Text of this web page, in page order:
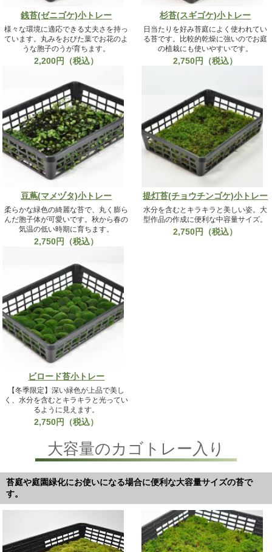
銭苔(ゼニゴケ)小トレー
様々な環境に適応できる丈夫さを持っ
ています。丸みをおびた葉でお花のよ
うな胞子のうが育ちます。
2,200円（税込）
杉苔(スギゴケ)小トレー
日当たりを好み苔庭によく使われてい
る苔です。比較的乾燥に強いのでお庭
の植栽にも使いやすいです。
2,750円（税込）
豆蔦(マメヅタ)小トレー
柔らかな緑色の綺麗な苔で、丸く膨ら
んだ胞子体が可愛いです。秋から春の
気温の低い時期に育ちます。
2,750円（税込）
提灯苔(チョウチンゴケ)小トレー
水分を含むとキラキラと美しい姿。大
型作品の作成に便利な中容量サイズ。
2,750円（税込）
ビロード苔小トレー
【冬季限定】深い緑色が上品で美し
く、水分を含むとキラキラと光ってい
るように見えます。
2,750円（税込）
大容量のカゴトレー入り
苔庭や庭園緑化にお使いになる場合に便利な大容量サイズの苔で
す。